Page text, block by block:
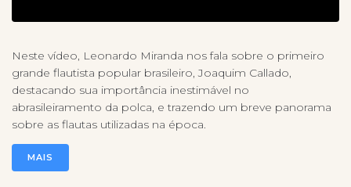
Neste vídeo, Leonardo Miranda nos fala sobre o primeiro
grande flautista popular brasileiro, Joaquim Callado,
destacando sua importância inestimável no
abrasileiramento da polca, e trazendo um breve panorama
sobre as flautas utilizadas na época.
MAIS